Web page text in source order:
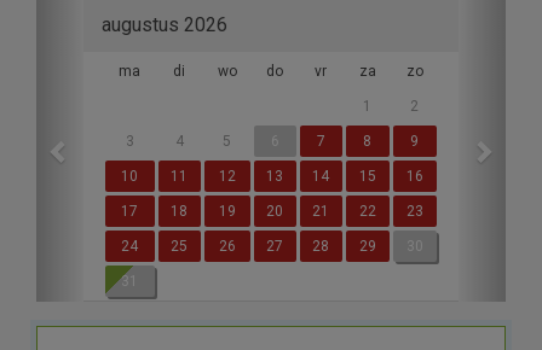
augustus 2026
ma di wo do vr za zo
1 2
3 4 5 6 7 8 9
10 11 12 13 14 15 16
17 18 19 20 21 22 23
24 25 26 27 28 29 30
31
Previous